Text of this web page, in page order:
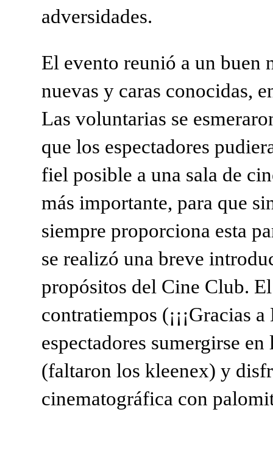
adversidades.
El evento reunió a un buen
nuevas y caras conocidas,
Las voluntarias se
que los espectadores
fiel posible a una sala de
más importante, para que
siempre proporciona esta
se realizó una breve
propósitos del Cine Club.
contratiempos (¡¡¡Gracias
espectadores sumergirse
(faltaron los kleenex) y
cinematográfica con